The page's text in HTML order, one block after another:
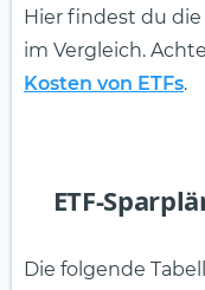
Hier findest du
im Vergleich.
Kosten von ETFs.
ETF-
Die folgende